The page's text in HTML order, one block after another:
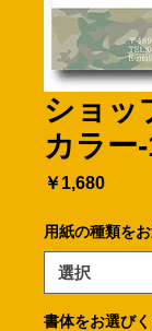
ショッ
カラー
￥1,680価
用紙の種類を
書体をお選びく